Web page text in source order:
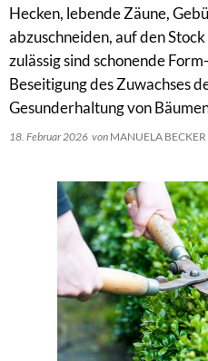
Hecken, lebende Zäune,
abzuschneiden, auf den
zulässig sind schonende
Beseitigung des Zuwachses
Gesunderhaltung von
18. Februar 2026 von MANUELA BECKER